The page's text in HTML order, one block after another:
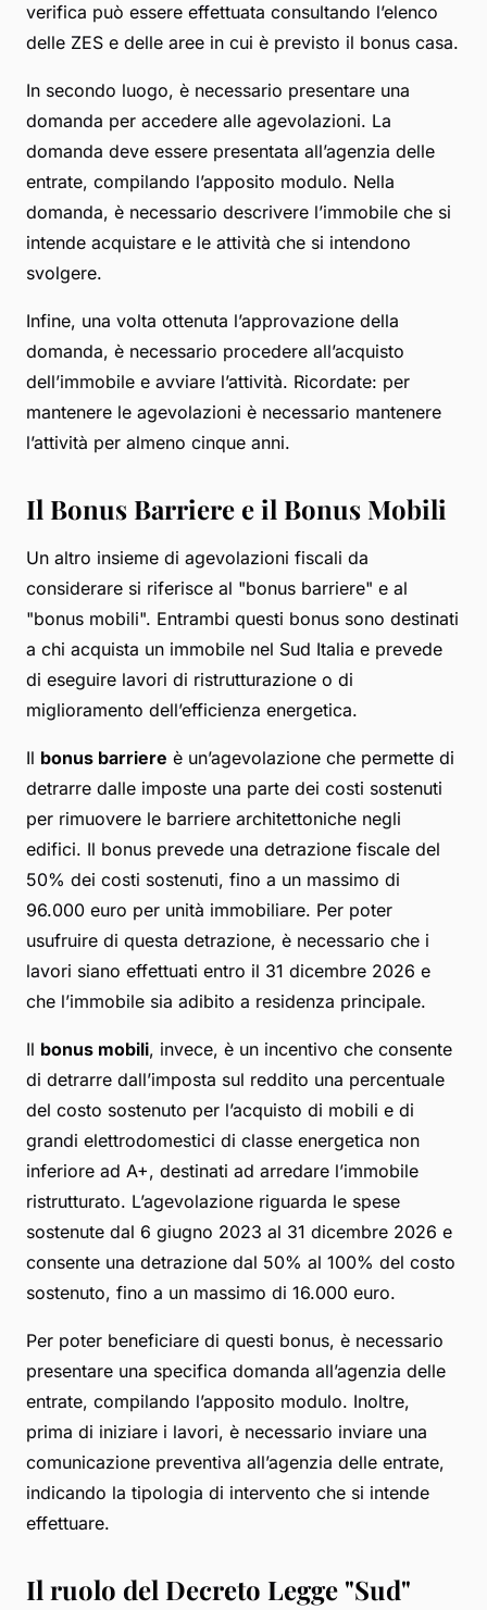
verifica può essere effettuata consultando l’elenco
delle ZES e delle aree in cui è previsto il bonus casa.
In secondo luogo, è necessario presentare una
domanda per accedere alle agevolazioni. La
domanda deve essere presentata all’agenzia delle
entrate, compilando l’apposito modulo. Nella
domanda, è necessario descrivere l’immobile che si
intende acquistare e le attività che si intendono
svolgere.
Infine, una volta ottenuta l’approvazione della
domanda, è necessario procedere all’acquisto
dell’immobile e avviare l’attività. Ricordate: per
mantenere le agevolazioni è necessario mantenere
l’attività per almeno cinque anni.
Il Bonus Barriere e il Bonus Mobili
Un altro insieme di agevolazioni fiscali da
considerare si riferisce al "bonus barriere" e al
"bonus mobili". Entrambi questi bonus sono destinati
a chi acquista un immobile nel Sud Italia e prevede
di eseguire lavori di ristrutturazione o di
miglioramento dell’efficienza energetica.
Il bonus barriere è un’agevolazione che permette di
detrarre dalle imposte una parte dei costi sostenuti
per rimuovere le barriere architettoniche negli
edifici. Il bonus prevede una detrazione fiscale del
50% dei costi sostenuti, fino a un massimo di
96.000 euro per unità immobiliare. Per poter
usufruire di questa detrazione, è necessario che i
lavori siano effettuati entro il 31 dicembre 2026 e
che l’immobile sia adibito a residenza principale.
Il bonus mobili, invece, è un incentivo che consente
di detrarre dall’imposta sul reddito una percentuale
del costo sostenuto per l’acquisto di mobili e di
grandi elettrodomestici di classe energetica non
inferiore ad A+, destinati ad arredare l’immobile
ristrutturato. L’agevolazione riguarda le spese
sostenute dal 6 giugno 2023 al 31 dicembre 2026 e
consente una detrazione dal 50% al 100% del costo
sostenuto, fino a un massimo di 16.000 euro.
Per poter beneficiare di questi bonus, è necessario
presentare una specifica domanda all’agenzia delle
entrate, compilando l’apposito modulo. Inoltre,
prima di iniziare i lavori, è necessario inviare una
comunicazione preventiva all’agenzia delle entrate,
indicando la tipologia di intervento che si intende
effettuare.
Il ruolo del Decreto Legge "Sud"